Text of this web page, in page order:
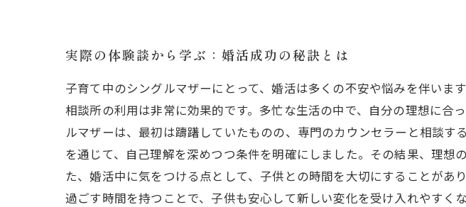
実際の体験談から学ぶ：婚活成功の秘訣とは
子育て中のシングルマザーにとって、婚活は多くの不安や悩みを伴い
相談所の利用は非常に効果的です。多忙な生活の中で、自分の理想に
ルマザーは、最初は躊躇していたものの、専門のカウンセラーと相談
を通じて、自己理解を深めつつ条件を明確にしました。その結果、理
た、婚活中に気をつける点として、子供との時間を大切にすることが
過ごす時間を持つことで、子供も安心して新しい変化を受け入れやす